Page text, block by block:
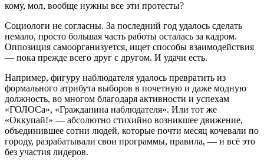
кому, мол, вообще нужны все эти протесты?
Социологи не согласны. За последний год удалось сделать
немало, просто большая часть работы осталась за кадром.
Оппозиция самоорганизуется, ищет способы взаимодействия
— пока прежде всего друг с другом. И удачи есть.
Например, фигуру наблюдателя удалось превратить из
формального атрибута выборов в почетную и даже модную
должность, во многом благодаря активности и успехам
«ГОЛОСа», «Гражданина наблюдателя». Или тот же
«Оккупай!» — абсолютно стихийно возникшее движение,
объединившее сотни людей, которые почти месяц кочевали по
городу, разрабатывали свои программы, правила, — и всё это
без участия лидеров.